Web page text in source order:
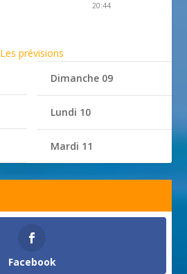
20:44
Les prévisions
Dimanche 09
Lundi 10
Mardi 11
Facebook